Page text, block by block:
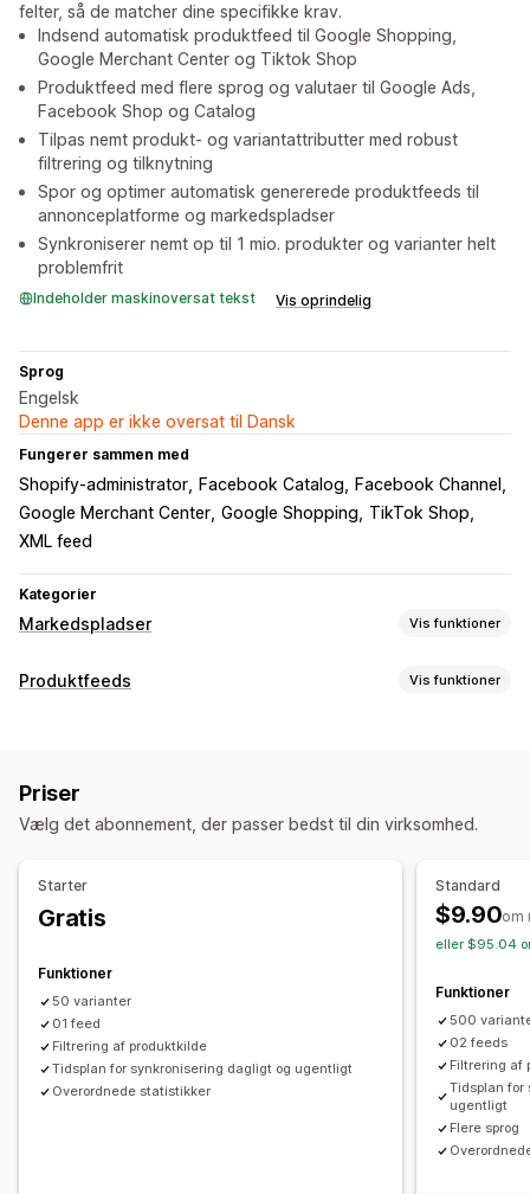
felter, så de matcher dine specifikke krav.
Indsend automatisk produktfeed til Google Shopping,
Google Merchant Center og Tiktok Shop
Produktfeed med flere sprog og valutaer til Google Ads,
Facebook Shop og Catalog
Tilpas nemt produkt- og variantattributter med robust
filtrering og tilknytning
Spor og optimer automatisk genererede produktfeeds til
annonceplatforme og markedspladser
Synkroniserer nemt op til 1 mio. produkter og varianter helt
problemfrit
Indeholder maskinoversat tekst Vis oprindelig
Sprog
Engelsk
Denne app er ikke oversat til Dansk
Fungerer sammen med
Shopify-administrator Facebook Catalog
Facebook Channel
Google Merchant Center Google Shopping
TikTok Shop
XML feed
Kategorier
Markedspladser Vis funktioner
Håndtering af fortegnelse
Tilpassede fortegnelser
Lagersynkronisering
Produktfeeds Vis funktioner
Tilpassede formularer
Tilpassede regler Remarketingtags
Synkronisering af varianter
Målretning af kollektioner
Produktsynkronisering
Planlagt synkronisering
Produktvalg
Målretningsspecifikke feeds
Feedoptimering
Priser
Vælg det abonnement, der passer bedst til din virksomhed.
️️Starter
Gratis
Funktioner
50 varianter
01 feed
Filtrering af produktkilde
Tidsplan for synkronisering dagligt og ugentligt
Overordnede statistikker
Standard
$9.90om
eller $95.04
Funktioner
500
02 feeds
Filtrering af
Tidsplan for
ugentligt
Flere sprog